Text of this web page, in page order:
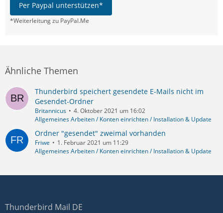
Per Paypal unterstützen*
*Weiterleitung zu PayPal.Me
Ähnliche Themen
Thunderbird speichert gesendete E-Mails nicht im
Gesendet-Ordner
Britannicus
4. Oktober 2021 um 16:02
Allgemeines Arbeiten / Konten einrichten / Installation & Update
Ordner "gesendet" zweimal vorhanden
Friwe
1. Februar 2021 um 11:29
Allgemeines Arbeiten / Konten einrichten / Installation & Update
Thunderbird Mail DE